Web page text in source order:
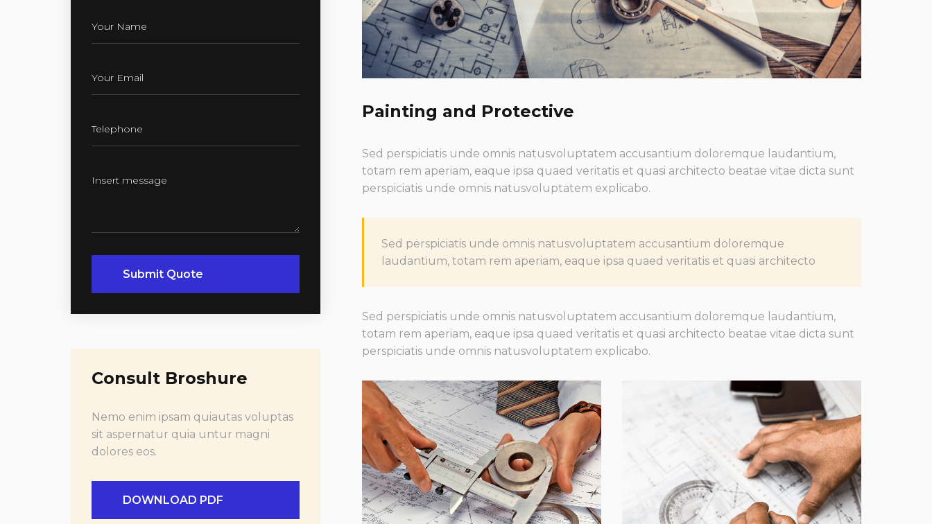
Submit Quote
Consult Broshure
Nemo enim ipsam quiautas voluptas
sit aspernatur quia untur magni
dolores eos.
DOWNLOAD PDF
Painting and Protective
Sed perspiciatis unde omnis natusvoluptatem accusantium doloremque laudantium,
totam rem aperiam, eaque ipsa quaed veritatis et quasi architecto beatae vitae dicta sunt
perspiciatis unde omnis natusvoluptatem explicabo.
Sed perspiciatis unde omnis natusvoluptatem accusantium doloremque
laudantium, totam rem aperiam, eaque ipsa quaed veritatis et quasi architecto
Sed perspiciatis unde omnis natusvoluptatem accusantium doloremque laudantium,
totam rem aperiam, eaque ipsa quaed veritatis et quasi architecto beatae vitae dicta sunt
perspiciatis unde omnis natusvoluptatem explicabo.